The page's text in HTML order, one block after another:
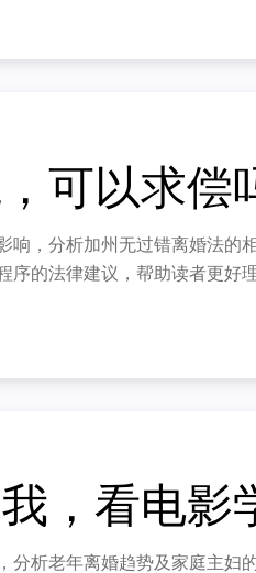
可以求偿
响，分析加州无过错离婚法的
的法律建议，帮助读者更好
，看电影
分析老年离婚趋势及家庭主妇